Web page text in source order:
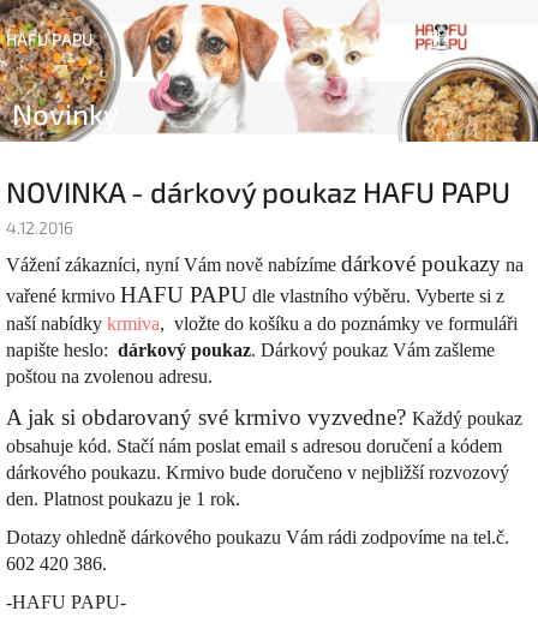
Přejít
na
obsah
HAFU PAPU Hledat
Novinky
NOVINKA - dárkový poukaz HAFU PAPU
4.12.2016
Vážení zákazníci, nyní Vám nově nabízíme dárkové poukazy na
vařené krmivo HAFU PAPU dle vlastního výběru. Vyberte si z
naší nabídky krmiva, vložte do košíku a do poznámky ve formuláři
napište heslo: dárkový poukaz. Dárkový poukaz Vám zašleme
poštou na zvolenou adresu.
A jak si obdarovaný své krmivo vyzvedne? Každý poukaz
obsahuje kód. Stačí nám poslat email s adresou doručení a kódem
dárkového poukazu. Krmivo bude doručeno v nejbližší rozvozový
den. Platnost poukazu je 1 rok.
Dotazy ohledně dárkového poukazu Vám rádi zodpovíme na tel.č.
602 420 386.
-HAFU PAPU-